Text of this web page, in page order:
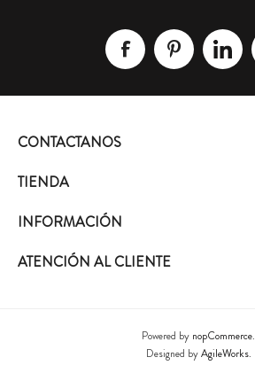
CONTACTANOS
TIENDA
INFORMACIÓN
ATENCIÓN AL CLIENTE
Powered by nopCommerce.
Designed byAgileWorks.